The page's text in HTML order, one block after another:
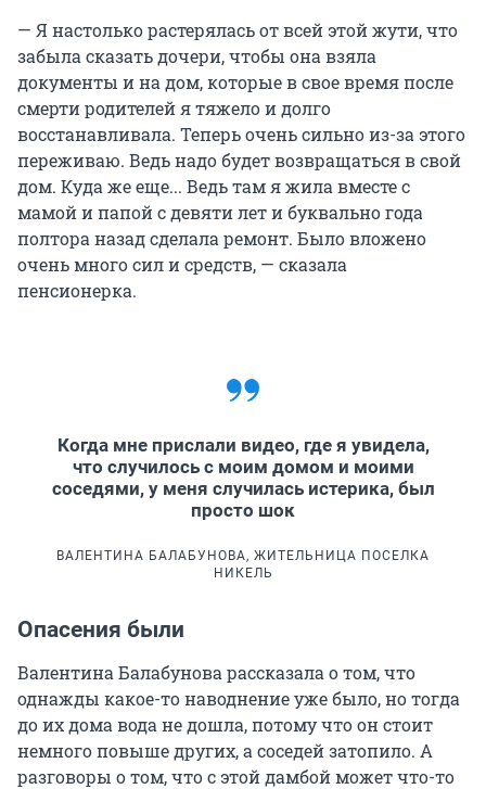
— Я настолько растерялась от всей этой жути, что
забыла сказать дочери, чтобы она взяла
документы и на дом, которые в свое время после
смерти родителей я тяжело и долго
восстанавливала. Теперь очень сильно из-за этого
переживаю. Ведь надо будет возвращаться в свой
дом. Куда же еще... Ведь там я жила вместе с
мамой и папой с девяти лет и буквально года
полтора назад сделала ремонт. Было вложено
очень много сил и средств, — сказала
пенсионерка.
Когда мне прислали видео, где я увидела,
что случилось с моим домом и моими
соседями, у меня случилась истерика, был
просто шок
ВАЛЕНТИНА БАЛАБУНОВА, ЖИТЕЛЬНИЦА ПОСЕЛКА
НИКЕЛЬ
Опасения были
Валентина Балабунова рассказала о том, что
однажды какое-то наводнение уже было, но тогда
до их дома вода не дошла, потому что он стоит
немного повыше других, а соседей затопило. А
разговоры о том, что с этой дамбой может что-то